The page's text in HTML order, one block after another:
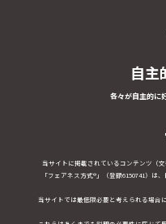
自主
各々が自主的に
当サイトに掲載されているコンテンツ（
「フェアネス方式®」（登録6150741）は
当サイトでは最低限必要と考えられる場合